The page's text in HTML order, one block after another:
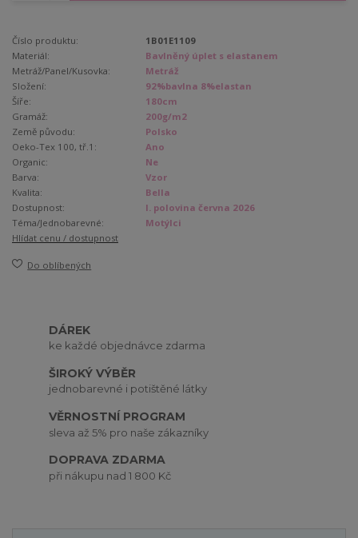
Číslo produktu:
1B01E1109
Materiál:
Bavlněný úplet s elastanem
Metráž/Panel/Kusovka:
Metráž
Složení:
92%bavlna 8%elastan
Šíře:
180cm
Gramáž:
200g/m2
Země původu:
Polsko
Oeko-Tex 100, tř.1:
Ano
Organic:
Ne
Barva:
Vzor
Kvalita:
Bella
Dostupnost:
I. polovina června 2026
Téma/Jednobarevné:
Motýlci
Hlídat cenu / dostupnost
Do oblíbených
DÁREK
ke každé objednávce zdarma
ŠIROKÝ VÝBĚR
jednobarevné i potištěné látky
VĚRNOSTNÍ PROGRAM
sleva až 5% pro naše zákazníky
DOPRAVA ZDARMA
při nákupu nad 1 800 Kč